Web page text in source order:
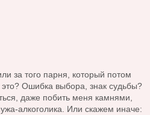
за того парня, который потом
Ошибка выбора, знак судьбы?
даже побить меня камнями,
алкоголика. Или скажем иначе: